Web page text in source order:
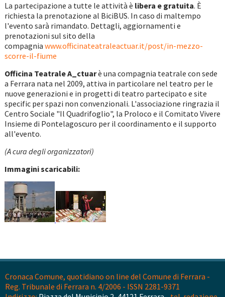
La partecipazione a tutte le attività è libera e gratuita. È
richiesta la prenotazione al BiciBUS. In caso di maltempo
l'evento sarà rimandato. Dettagli, aggiornamenti e
prenotazioni sul sito della
compagnia www.officinateatraleactuar.it/post/in-mezzo-
scorre-il-fiume
Officina Teatrale A_ctuarè una compagnia teatrale con sede
a Ferrara nata nel 2009, attiva in particolare nel teatro per le
nuove generazioni e in progetti di teatro partecipato e site
specific per spazi non convenzionali. L'associazione ringrazia il
Centro Sociale "Il Quadrifoglio", la Proloco e il Comitato Vivere
Insieme di Pontelagoscuro per il coordinamento e il supporto
all'evento.
(A cura degli organizzatori)
Immagini scaricabili:
Cronaca Comune, quotidiano on line del Comune di Ferrara -
Reg. Tribunale di Ferrara n. 4/2006 - ISSN 2281-9371